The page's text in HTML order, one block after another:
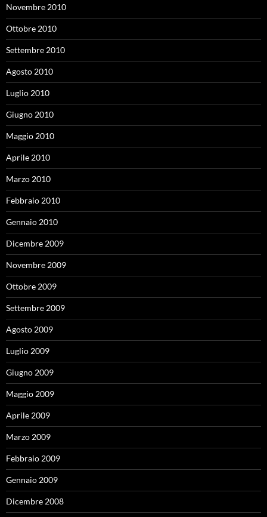
Novembre 2010
Ottobre 2010
Settembre 2010
Agosto 2010
Luglio 2010
Giugno 2010
Maggio 2010
Aprile 2010
Marzo 2010
Febbraio 2010
Gennaio 2010
Dicembre 2009
Novembre 2009
Ottobre 2009
Settembre 2009
Agosto 2009
Luglio 2009
Giugno 2009
Maggio 2009
Aprile 2009
Marzo 2009
Febbraio 2009
Gennaio 2009
Dicembre 2008